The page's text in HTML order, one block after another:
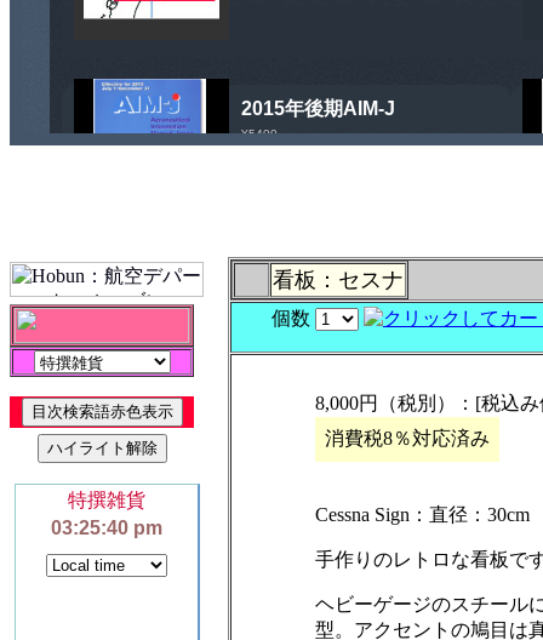
看板：セスナ
個数
8,000円（税別）：[税込
消費税8％対応済み
Cessna Sign：直径：30cm
手作りのレトロな看板で
ヘビーゲージのスチール
型。アクセントの鳩目は